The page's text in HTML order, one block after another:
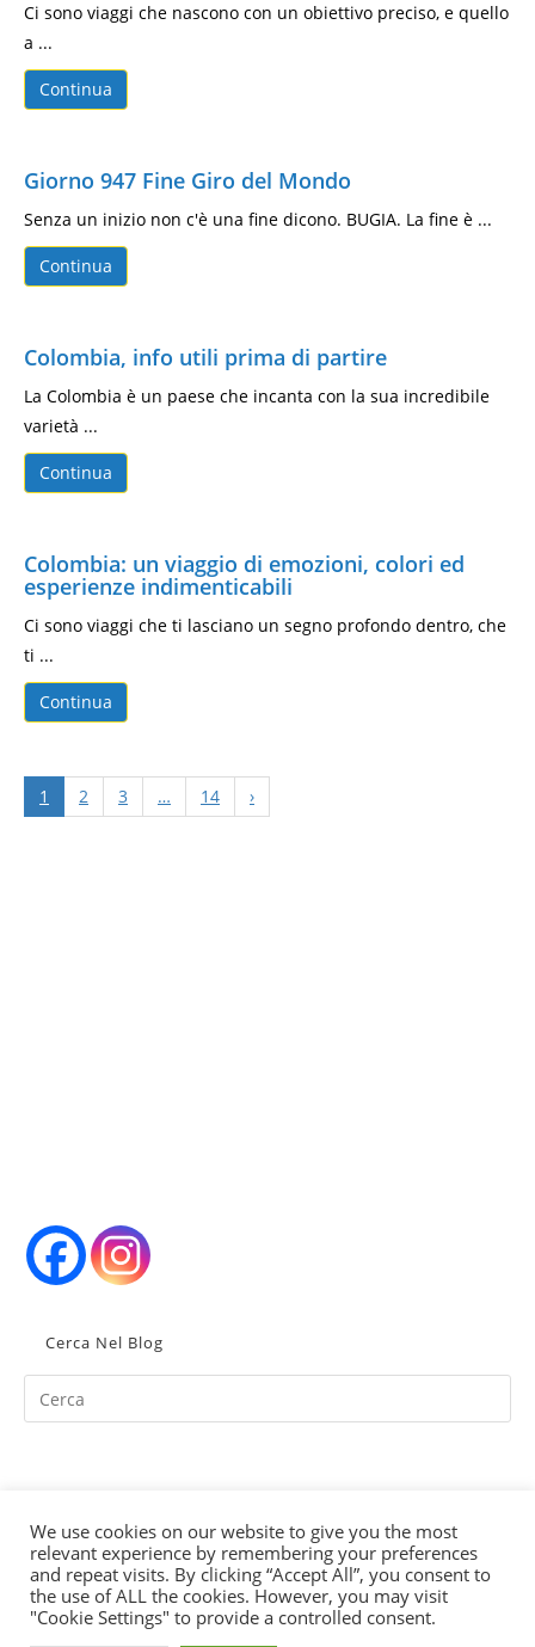
Ci sono viaggi che nascono con un obiettivo preciso, e quello
a ...
Continua
Giorno 947 Fine Giro del Mondo
Senza un inizio non c'è una fine dicono. BUGIA. La fine è ...
Continua
Colombia, info utili prima di partire
La Colombia è un paese che incanta con la sua incredibile
varietà ...
Continua
Colombia: un viaggio di emozioni, colori ed
esperienze indimenticabili
Ci sono viaggi che ti lasciano un segno profondo dentro, che
ti ...
Continua
1 2 3 … 14 ›
Cerca Nel Blog
Partita Iva IT02352380998
We use cookies on our website to give you the most
relevant experience by remembering your preferences
and repeat visits. By clicking “Accept All”, you consent to
the use of ALL the cookies. However, you may visit
"Cookie Settings" to provide a controlled consent.